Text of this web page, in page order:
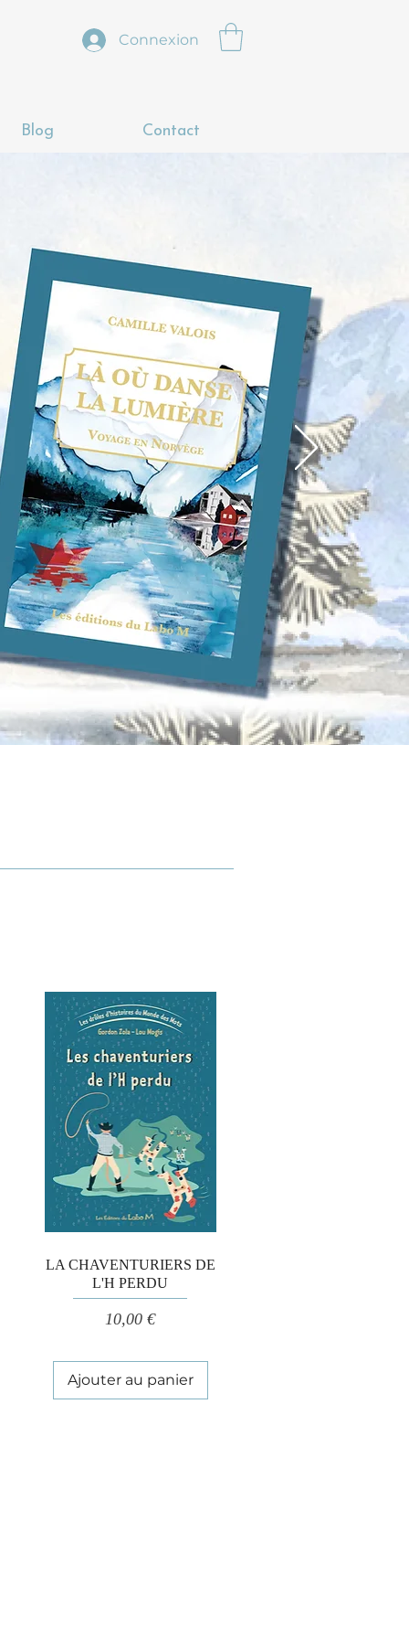
Connexion
Blog Contact
Aperçu rapide
LA CHAVENTURIERS DE
L'H PERDU
Prix
10,00 €
Ajouter au panier